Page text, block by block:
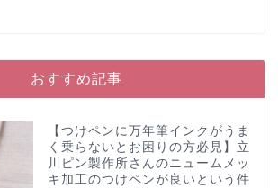
おすすめ記事
【つけペンに万年筆インクがうま
く乗らないとお困りの方必見】立
川ピン製作所さんのニュームメッ
キ加工のつけペンが良いという件